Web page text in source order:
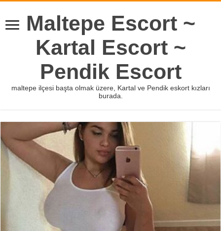
Maltepe Escort ~
Kartal Escort ~
Pendik Escort
maltepe ilçesi başta olmak üzere, Kartal ve Pendik eskort kızları
burada.